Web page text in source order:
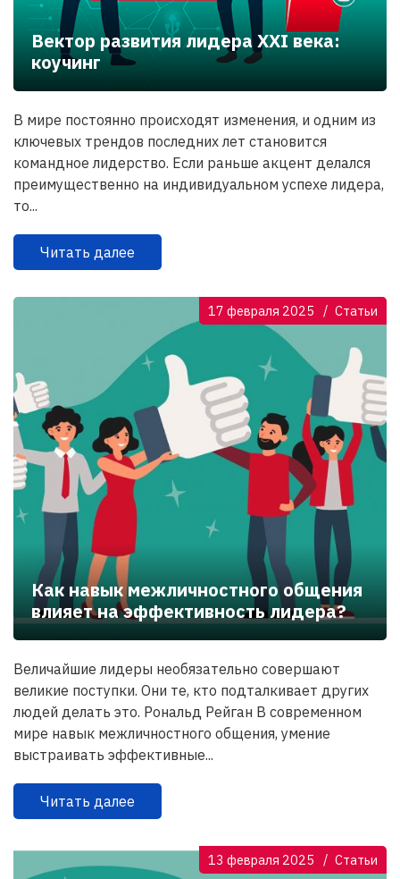
Вектор развития лидера XXI века:
коучинг
В мире постоянно происходят изменения, и одним из
ключевых трендов последних лет становится
командное лидерство. Если раньше акцент делался
преимущественно на индивидуальном успехе лидера,
то...
Читать далее
17 февраля 2025 Статьи
Как навык межличностного общения
влияет на эффективность лидера?
Величайшие лидеры необязательно совершают
великие поступки. Они те, кто подталкивает других
людей делать это. Рональд Рейган В современном
мире навык межличностного общения, умение
выстраивать эффективные...
Читать далее
13 февраля 2025 Статьи